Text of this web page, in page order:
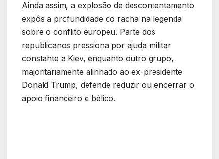
Ainda assim, a explosão de descontentamento
expôs a profundidade do racha na legenda
sobre o conflito europeu. Parte dos
republicanos pressiona por ajuda militar
constante a Kiev, enquanto outro grupo,
majoritariamente alinhado ao ex-presidente
Donald Trump, defende reduzir ou encerrar o
apoio financeiro e bélico.